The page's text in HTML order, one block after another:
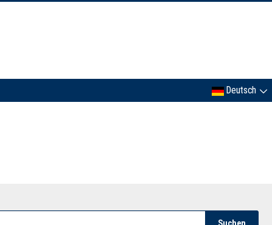
Deutsch
Suchen